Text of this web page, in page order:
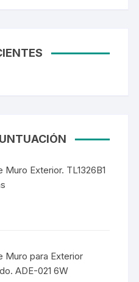
Muro Exterior. TL1326B1
Muro para Exterior
ADE-021 6W